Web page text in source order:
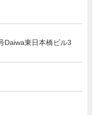
Daiwa東日本橋ビル3